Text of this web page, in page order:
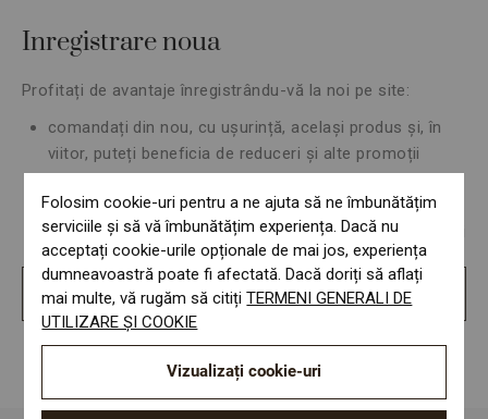
Inregistrare noua
Profitați de avantaje înregistrându-vă la noi pe site:
comandați din nou, cu ușurință, același produs și, în
viitor, puteți beneficia de reduceri și alte promoții
reduceri în funcție de istoricul comezilor
schimbarea datelor personale
adăugarea diferitelor opțiuni de livrare și alte informații
Inregistrare noua
Folosim cookie-uri pentru a ne ajuta să ne îmbunătățim
serviciile și să vă îmbunătățim experiența. Dacă nu
acceptați cookie-urile opționale de mai jos, experiența
dumneavoastră poate fi afectată. Dacă doriți să aflați
mai multe, vă rugăm să citițiTERMENI GENERALI DE
UTILIZARE ȘI COOKIE
Vizualizați cookie-uri